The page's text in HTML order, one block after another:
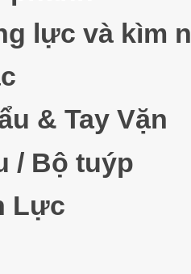
lực và kìm
& Tay Vặn
/ Bộ tuýp
Lực